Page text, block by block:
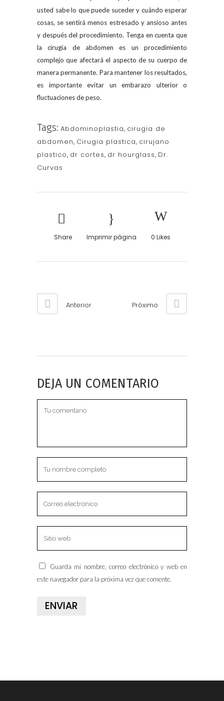
usted sabe lo que puede suceder y cuándo esperar
cosas, se sentirá menos estresado y ansioso antes
y después del procedimiento. Tenga en cuenta que
la cirugía de abdomen es un procedimiento
complejo que afectará el aspecto de su cuerpo de
manera permanente. Para mantener los resultados,
es importante evitar un embarazo ulterior o
fluctuaciones de peso.
Tags: Abdominoplastia, cirugia de
abdomen, Cirugia plastica, cirujano
plastico, dr cortes, dr hourglass, Dr.
Curvas
Share Imprimir página 0 Likes
Anterior Próximo
DEJA UN COMENTARIO
Guarda mi nombre, correo electrónico y web en
este navegador para la próxima vez que comente.